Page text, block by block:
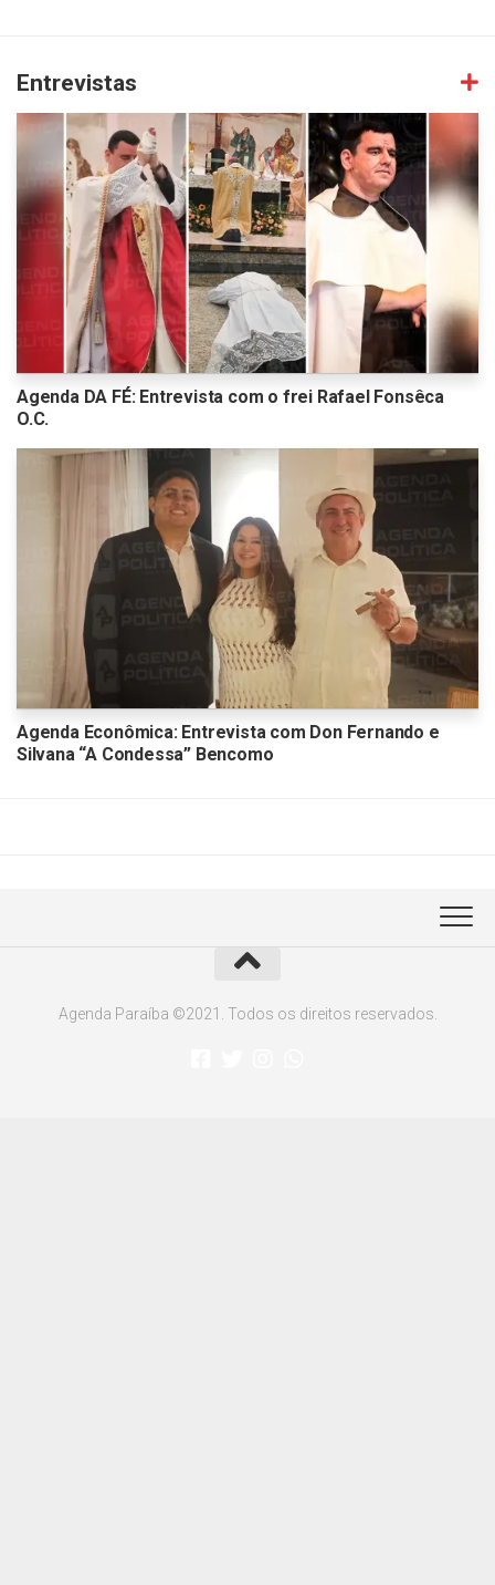
Entrevistas
Agenda DA FÉ: Entrevista com o frei Rafael Fonsêca
O.C.
Agenda Econômica: Entrevista com Don Fernando e
Silvana “A Condessa” Bencomo
Agenda Paraíba ©2021. Todos os direitos reservados.